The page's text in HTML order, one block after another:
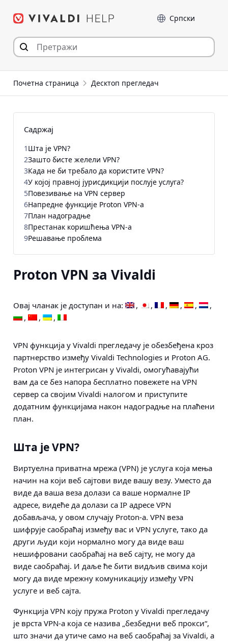
Језик
Почетна страница Десктоп прегледач
Proton VPN за Vivaldi
Овај чланак је доступан и на:
VPN функција у Vivaldi прегледачу је обезбеђена кроз
партнерство између Vivaldi Technologies и Proton AG.
Proton VPN је интегрисан у Vivaldi, омогућавајући
вам да се без напора бесплатно повежете на VPN
сервер са својим Vivaldi налогом и приступите
додатним функцијама након надоградње на плаћени
план.
Шта је VPN?
Виртуелна приватна мрежа (VPN) је услуга која мења
начин на који веб сајтови виде вашу везу. Уместо да
виде да ваша веза долази са ваше нормалне IP
адресе, видеће да долази са IP адресе VPN
добављача, у овом случају Proton-а. VPN веза
шифрује саобраћај између вас и VPN услуге, тако да
други људи који нормално могу да виде ваш
нешифровани саобраћај на веб сајту, не могу да
виде саобраћај. И даље ће бити видљив свима који
могу да виде мрежну комуникацију између VPN
услуге и веб сајта.
Функција VPN коју пружа Proton у Vivaldi прегледачу
је врста VPN-а која се назива „безбедни веб прокси“,
што значи да утиче само на веб саобраћај за Vivaldi, а
Садржај
1 Шта је VPN?
2Зашто бисте желели VPN?
3Када не би требало да користите VPN?
4У којој правној јурисдикцији послује услуга?
5Повезивање на VPN сервер
6Напредне функције Proton VPN-а
7План надоградње
8Престанак коришћења VPN-а
9Решавање проблема